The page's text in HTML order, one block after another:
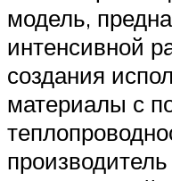
модель,
интенсивной
создания
материалы с